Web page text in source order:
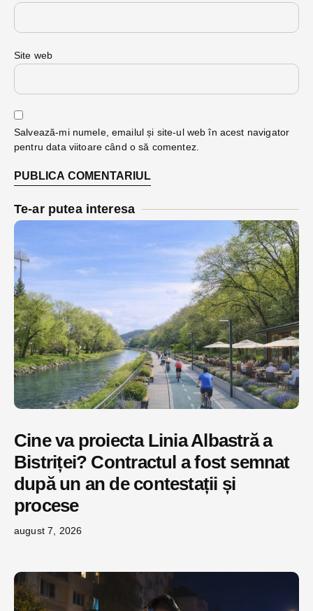
Site web
Salvează-mi numele, emailul și site-ul web în acest navigator
pentru data viitoare când o să comentez.
Te-ar putea interesa
Cine va proiecta Linia Albastră a
Bistriței? Contractul a fost semnat
după un an de contestații și
procese
august 7, 2026